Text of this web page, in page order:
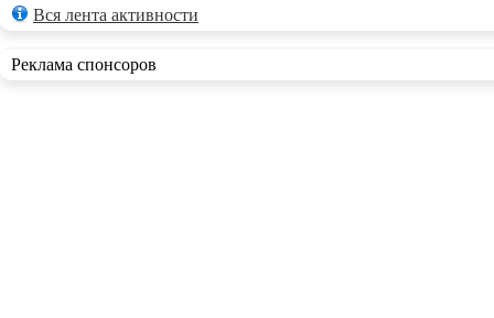
Вся лента активности
Реклама спонсоров